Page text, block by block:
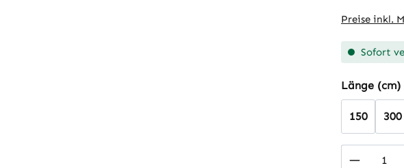
Preise inkl.
Sofort
Länge (cm)
150 300